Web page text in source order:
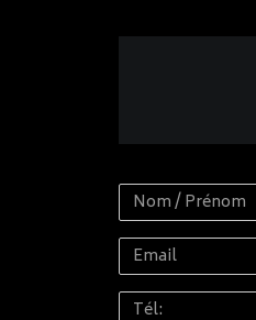
Nom
/
Prénom
Email
Tél: